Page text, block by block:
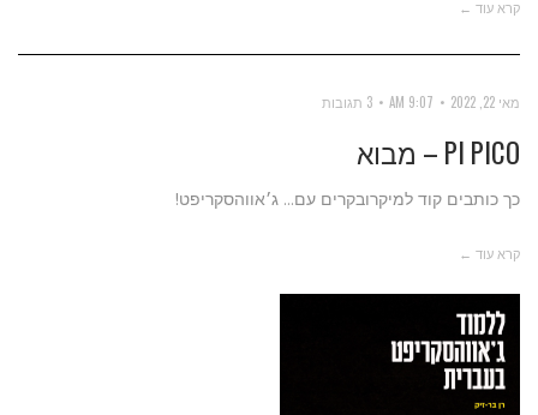
קרא עוד ←
מאי 22, 2022 9:07 AM 3 תגובות
PI PICO – מבוא
כך כותבים קוד למיקרובקרים עם... ג׳אווהסקריפט!
קרא עוד ←